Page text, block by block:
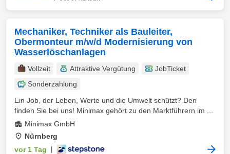
Mechaniker, Techniker als Bauleiter,
Obermonteur m/w/d Modernisierung von
Wasserlöschanlagen
Vollzeit Attraktive Vergütung
JobTicket
Sonderzahlung
Ein Job, der Leben, Werte und die Umwelt schützt? Den
finden Sie bei uns! Minimax gehört zu den Marktführern im ...
Minimax GmbH
Nürnberg
vor 1 Tag